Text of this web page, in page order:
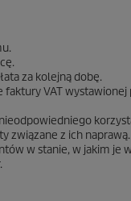
za kolejną dobę.
faktury VAT
związane z ich naprawą.
w stanie, w jakim je